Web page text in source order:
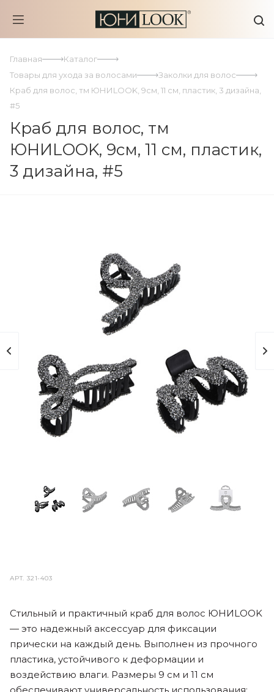
Главная
Каталог
Товары для ухода за волосами
Заколки для волос
Краб для волос, тм ЮНИLOOK, 9см, 11 см, пластик, 3 дизайна,
#5
Краб для волос, тм
ЮНИLOOK, 9см, 11 см, пластик,
3 дизайна, #5
АРТ.321-403
Стильный и практичный краб для волос ЮНИLOOK
— это надежный аксессуар для фиксации
прически на каждый день. Выполнен из прочного
пластика, устойчивого к деформации и
воздействию влаги. Размеры 9 см и 11 см